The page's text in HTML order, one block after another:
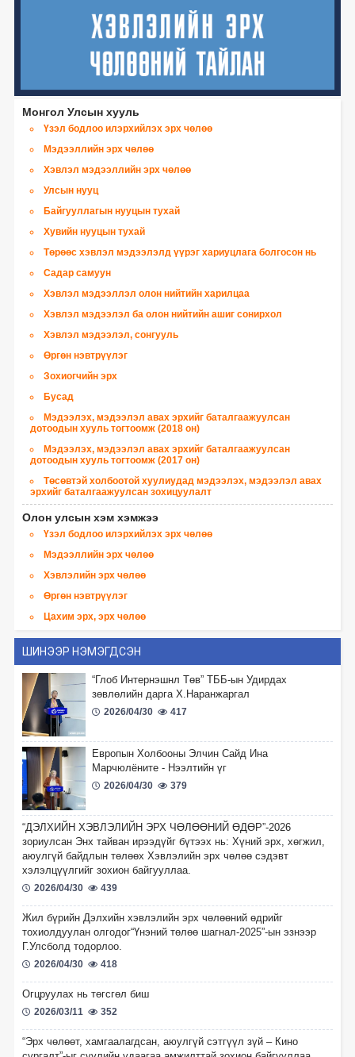
Монгол Улсын хууль
Үзэл бодлоо илэрхийлэх эрх чөлөө
Мэдээллийн эрх чөлөө
Хэвлэл мэдээллийн эрх чөлөө
Улсын нууц
Байгууллагын нууцын тухай
Хувийн нууцын тухай
Төрөөс хэвлэл мэдээлэлд үүрэг хариуцлага болгосон нь
Садар самуун
Хэвлэл мэдээллэл олон нийтийн харилцаа
Хэвлэл мэдээлэл ба олон нийтийн ашиг сонирхол
Хэвлэл мэдээлэл, сонгууль
Өргөн нэвтрүүлэг
Зохиогчийн эрх
Бусад
Мэдээлэх, мэдээлэл авах эрхийг баталгаажуулсан
дотоодын хууль тогтоомж (2018 он)
Мэдээлэх, мэдээлэл авах эрхийг баталгаажуулсан
дотоодын хууль тогтоомж (2017 он)
Төсөвтэй холбоотой хуулиудад мэдээлэх, мэдээлэл авах
эрхийг баталгаажуулсан зохицуулалт
Олон улсын хэм хэмжээ
Үзэл бодлоо илэрхийлэх эрх чөлөө
Мэдээллийн эрх чөлөө
Хэвлэлийн эрх чөлөө
Өргөн нэвтрүүлэг
Цахим эрх, эрх чөлөө
ШИНЭЭР НЭМЭГДСЭН
“Глоб Интернэшнл Төв” ТББ-ын Удирдах
зөвлөлийн дарга Х.Наранжаргал
2026/04/30 417
Европын Холбооны Элчин Сайд Ина
Марчюлёните - Нээлтийн үг
2026/04/30 379
“ДЭЛХИЙН ХЭВЛЭЛИЙН ЭРХ ЧӨЛӨӨНИЙ ӨДӨР”-2026
зориулсан Энх тайван ирээдүйг бүтээх нь: Хүний эрх, хөгжил,
аюулгүй байдлын төлөөх Хэвлэлийн эрх чөлөө сэдэвт
хэлэлцүүлгийг зохион байгууллаа.
2026/04/30 439
Жил бүрийн Дэлхийн хэвлэлийн эрх чөлөөний өдрийг
тохиолдуулан олгодог“Үнэний төлөө шагнал-2025”-ын эзнээр
Г.Улсболд тодорлоо.
2026/04/30 418
Огцруулах нь төгсгөл биш
2026/03/11 352
“Эрх чөлөөт, хамгаалагдсан, аюулгүй сэтгүүл зүй – Кино